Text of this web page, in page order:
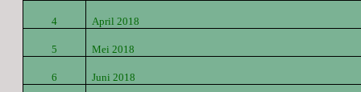
4 April 2018
5 Mei 2018
6 Juni 2018